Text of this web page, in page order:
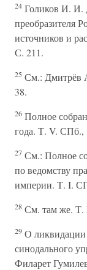
24 Голиков И. И.
преобразителя
источников и
С. 211.
25 См.: Дмитрёв
38.
26 Полное
года. Т. V. СПб.,
27 См.: Полное
по ведомству
империи. Т. I.
28 См. там же. Т.
29 О ликвидации
синодального
Филарет